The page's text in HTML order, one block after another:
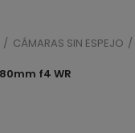
CÁMARAS SIN ESPEJO
f4 WR